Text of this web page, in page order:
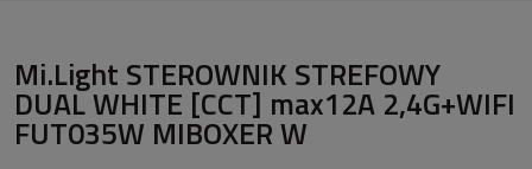
Mi.Light STEROWNIK STREFOWY
DUAL WHITE [CCT] max12A 2,4G+WIFI
FUT035W MIBOXER W